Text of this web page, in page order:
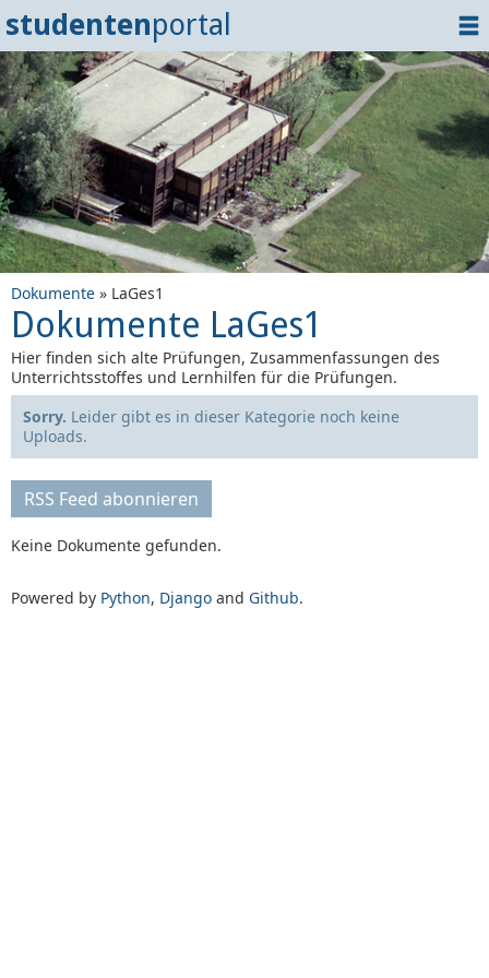
studentenportal
Home
Dokumente
Events
? Tipps
Login
Dokumente » LaGes1
Dokumente LaGes1
Hier finden sich alte Prüfungen, Zusammenfassungen des
Unterrichtsstoffes und Lernhilfen für die Prüfungen.
Sorry. Leider gibt es in dieser Kategorie noch keine
Uploads.
RSS Feed abonnieren
Keine Dokumente gefunden.
Powered by Python, Django and Github.